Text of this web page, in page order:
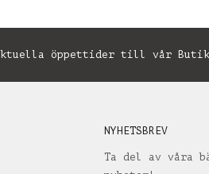
öppettider till vår Butik,
NYHETSBREV
Ta del av våra